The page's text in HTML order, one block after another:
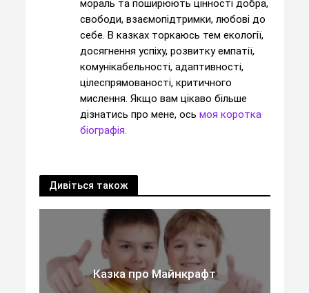
мораль та поширюють цінності добра,
свободи, взаємопідтримки, любові до
себе. В казках торкаюсь тем екології,
досягнення успіху, розвитку емпатії,
комунікабельності, адаптивності,
цілеспрямованості, критичного
мислення. Якщо вам цікаво більше
дізнатись про мене, ось моя коротка
біографія.
Дивіться також
Казка про Майнкрафт